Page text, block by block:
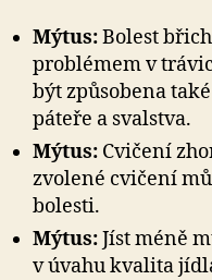
Mýtus:Bolest
problémem v
být způsobena
páteře a svalstva.
Mýtus: Cvičení
zvolené cvičení
bolesti.
Mýtus:Jíst méně
v úvahu kvalita